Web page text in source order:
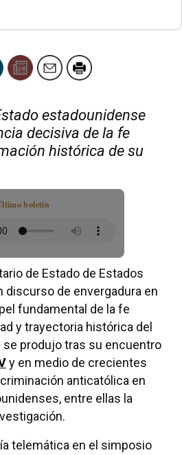
estadounidense
decisiva de la fe
histórica de su
boletín
de Estado de Estados
discurso de envergadura en
fundamental de la fe
y trayectoria histórica del
se produjo tras su encuentro
y en medio de crecientes
anticatólica en
entre ellas la
telemática en el simposio